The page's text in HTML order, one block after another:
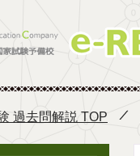
過去問解説 TOP